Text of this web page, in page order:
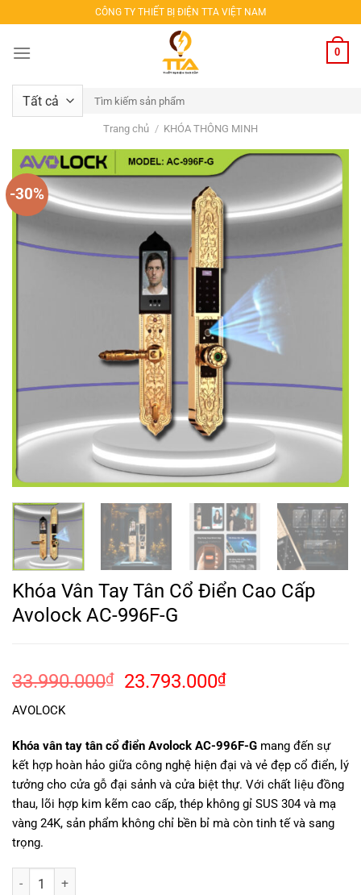
qua
nội
CÔNG TY THIẾT BỊ ĐIỆN TTA VIỆT NAM
0
Tìm
kiếm:
Trang chủ / KHÓA THÔNG MINH
-30%
Khóa Vân Tay Tân Cổ Điển Cao Cấp
Avolock AC-996F-G
33.990.000₫
Giá
33.990.000₫.
23.793.000₫Giá
là:
23.793.000₫.
AVOLOCK
Khóa vân tay tân cổ điển Avolock AC-996F-G mang đến sự
kết hợp hoàn hảo giữa công nghệ hiện đại và vẻ đẹp cổ điển, lý
tưởng cho cửa gỗ đại sảnh và cửa biệt thự. Với chất liệu đồng
thau, lõi hợp kim kẽm cao cấp, thép không gỉ SUS 304 và mạ
vàng 24K, sản phẩm không chỉ bền bỉ mà còn tinh tế và sang
trọng.
Khóa Vân Tay Tân Cổ Điển Cao Cấp Avolock AC-996F-G số lượng